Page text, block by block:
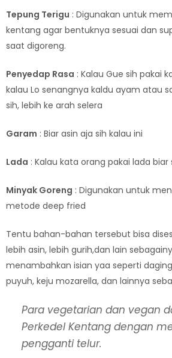
Tepung Terigu : Digunakan untuk
kentang agar bentuknya sesuai dan
saat digoreng.
Penyedap Rasa : Kalau Gue sih pakai
kalau Lo senangnya kaldu ayam atau
sih, lebih ke arah selera
Garam : Biar asin aja sih kalau ini
Lada : Kalau kata orang pakai lada biar
Minyak Goreng : Digunakan untuk
metode deep fried
Tentu bahan-bahan tersebut bisa
lebih asin, lebih gurih,dan lain
menambahkan isian yaa seperti
puyuh, keju mozarella, dan lainnya
Para vegetarian dan vegan
Perkedel Kentang dengan
pengganti telur.